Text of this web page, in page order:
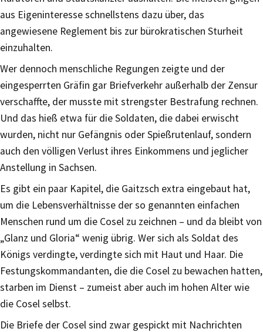
aus Eigeninteresse schnellstens dazu über, das
angewiesene Reglement bis zur bürokratischen Sturheit
einzuhalten.
Wer dennoch menschliche Regungen zeigte und der
eingesperrten Gräfin gar Briefverkehr außerhalb der Zensur
verschaffte, der musste mit strengster Bestrafung rechnen.
Und das hieß etwa für die Soldaten, die dabei erwischt
wurden, nicht nur Gefängnis oder Spießrutenlauf, sondern
auch den völligen Verlust ihres Einkommens und jeglicher
Anstellung in Sachsen.
Es gibt ein paar Kapitel, die Gaitzsch extra eingebaut hat,
um die Lebensverhältnisse der so genannten einfachen
Menschen rund um die Cosel zu zeichnen – und da bleibt von
„Glanz und Gloria“ wenig übrig. Wer sich als Soldat des
Königs verdingte, verdingte sich mit Haut und Haar. Die
Festungskommandanten, die die Cosel zu bewachen hatten,
starben im Dienst – zumeist aber auch im hohen Alter wie
die Cosel selbst.
Die Briefe der Cosel sind zwar gespickt mit Nachrichten